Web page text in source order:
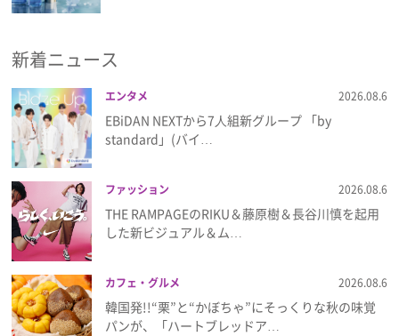
ランキング
Emo!miuとは？
免責事項
プライバシーポリシー
利用規約
お問い合わせ
新着ニュース
エンタメ 2026.08.6
EBiDAN NEXTから7⼈組新グループ 「by
standard」(バイ…
ファッション 2026.08.6
THE RAMPAGEのRIKU＆藤原樹＆長谷川慎を起用
した新ビジュアル＆ム…
カフェ・グルメ 2026.08.6
韓国発!!“栗”と“かぼちゃ”にそっくりな秋の味覚
パンが、「ハートブレッドア…